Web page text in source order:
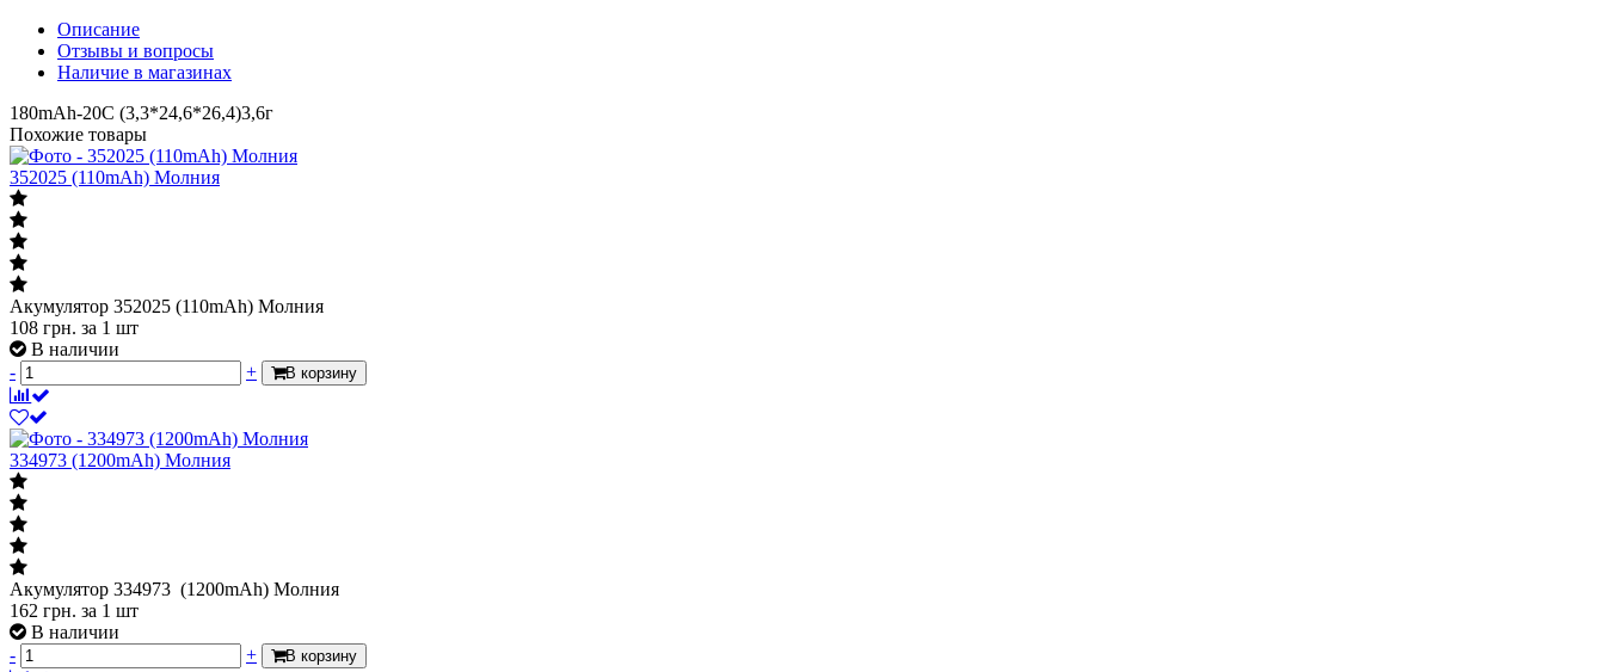
Описание
Отзывы и вопросы
Наличие в магазинах
180mAh-20C (3,3*24,6*26,4)3,6г
Похожие товары
352025 (110mAh) Молния
Акумулятор 352025 (110mAh) Молния
108 грн. за 1 шт
В наличии
-
+ В корзину
334973 (1200mAh) Молния
Акумулятор 334973 (1200mAh) Молния
162 грн. за 1 шт
В наличии
-
+ В корзину